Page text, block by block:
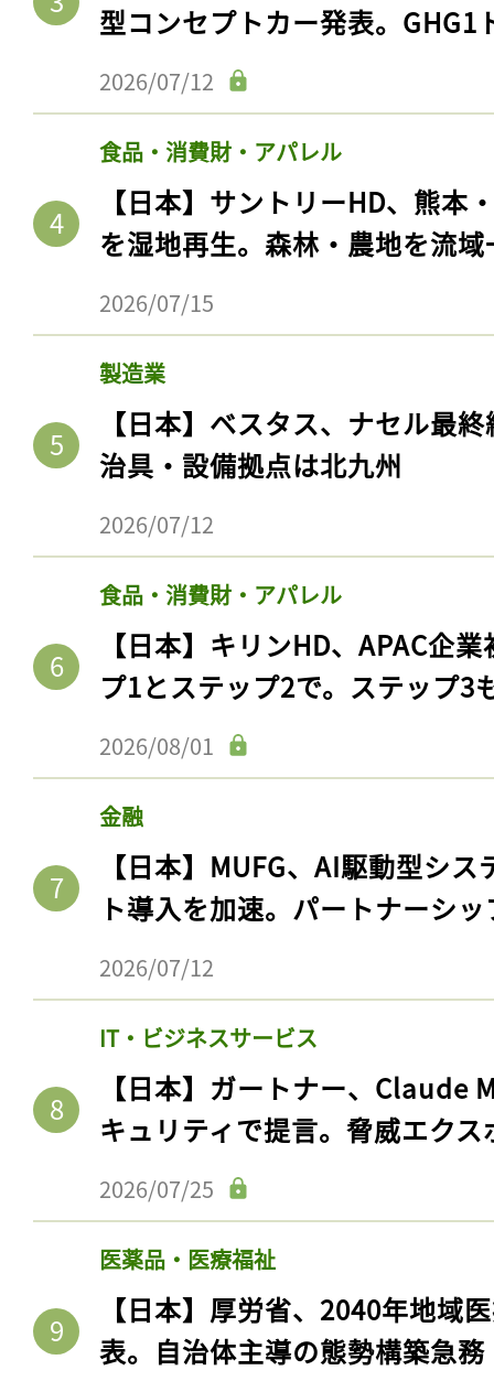
型コンセプトカー発表。GHG1
2026/07/12
食品・消費財・アパレル
【日本】サントリーHD、熊本
を湿地再生。森林・農地を流
2026/07/15
製造業
【日本】ベスタス、ナセル最
治具・設備拠点は北九州
2026/07/12
食品・消費財・アパレル
【日本】キリンHD、APAC企
プ1とステップ2で。ステップ3
2026/08/01
金融
【日本】MUFG、AI駆動型シ
ト導入を加速。パートナーシ
2026/07/12
IT・ビジネスサービス
【日本】ガートナー、Claude
キュリティで提言。脅威エク
2026/07/25
医薬品・医療福祉
【日本】厚労省、2040年地域
表。自治体主導の態勢構築急務